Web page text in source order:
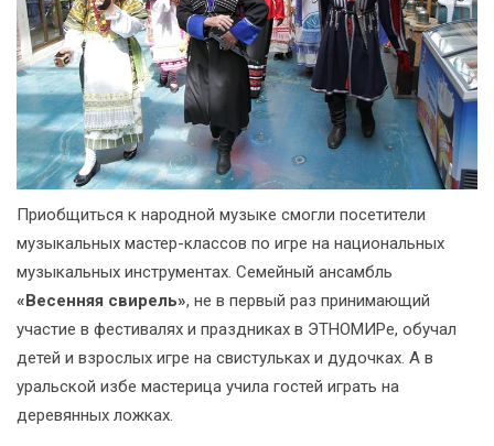
Приобщиться к народной музыке смогли посетители
музыкальных мастер-классов по игре на национальных
музыкальных инструментах. Семейный ансамбль
«Весенняя свирель», не в первый раз принимающий
участие в фестивалях и праздниках в ЭТНОМИРе, обучал
детей и взрослых игре на свистульках и дудочках. А в
уральской избе мастерица учила гостей играть на
деревянных ложках.